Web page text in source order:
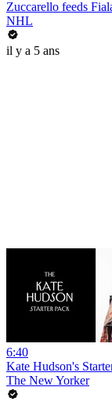
Zuccarello feeds
NHL
il y a 5 ans
6:40
Kate Hudson's
The New Yorker